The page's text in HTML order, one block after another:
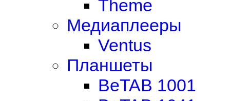
Theme
Медиаплееры
Ventus
Планшеты
BeTAB 1001